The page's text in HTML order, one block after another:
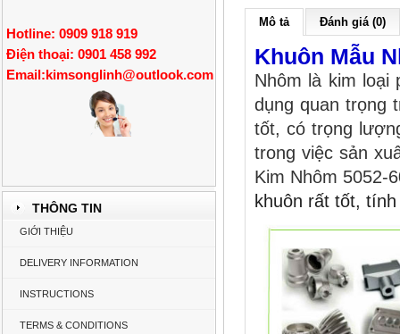
Hotline: 0909 918 919
Điện thoại: 0901 458 992
Email:kimsonglinh@outlook.com
THÔNG TIN
GIỚI THIỆU
DELIVERY INFORMATION
INSTRUCTIONS
TERMS & CONDITIONS
Mô tả Đánh giá (0)
Khuôn Mẫu
Nhôm là kim loại
dụng quan trọng
tốt, có trọng
trong việc sản
Kim Nhôm 5052-
khuôn rất tốt,